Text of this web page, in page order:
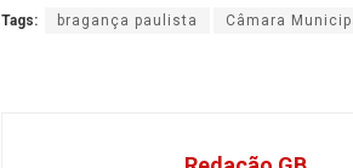
Tags: bragança paulista Câmara